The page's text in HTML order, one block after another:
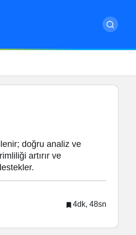
doğru analiz ve
artırır ve
4dk, 48sn